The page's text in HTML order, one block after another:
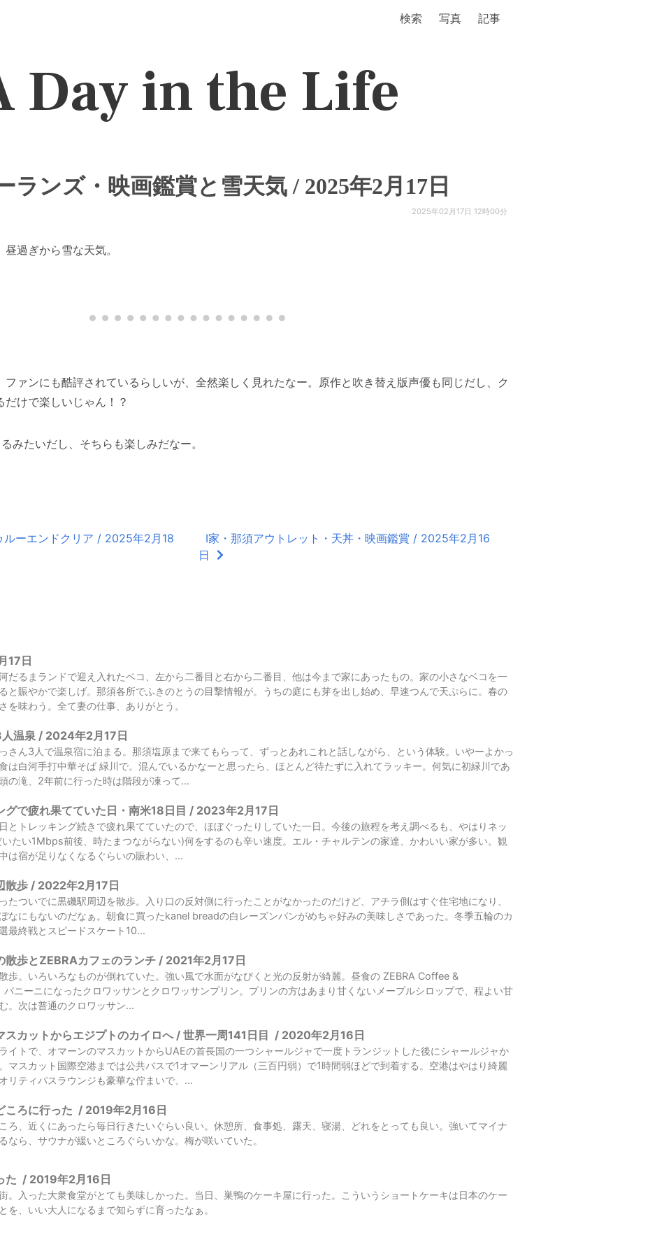
検索 写真 記事
Day in the Life
ランズ・映画鑑賞と雪天気 / 2025年2月17日
2025年02月17日 12時00分
過ぎから雪な天気。
ファンにも酷評されているらしいが、全然楽しく見れたなー。原作と吹き替え版声優も同じだし、ク
けで楽しいじゃん！？
みたいだし、そちらも楽しみだなー。
ルーエンドクリア / 2025年2月18
I家・那須アウトレット・天丼・映画鑑賞 / 2025年2月16
日
17日
だるまランドで迎え入れたベコ、左から二番目と右から二番目、他は今まで家にあったもの。家の小さなベコを一
と賑やかで楽しげ。那須各所でふきのとうの目撃情報が。うちの庭にも芽を出し始め、早速つんで天ぷらに。春の
を味わう。全て妻の仕事、ありがとう。
温泉 / 2024年2月17日
さん3人で温泉宿に泊まる。那須塩原まで来てもらって、ずっとあれこれと話しながら、という体験。いやーよかっ
は白河手打中華そば 緑川で。混んでいるかなーと思ったら、ほとんど待たずに入れてラッキー。何気に初緑川であ
の滝、2年前に行った時は階段が凍って...
グで疲れ果てていた日・南米18日目 / 2023年2月17日
とトレッキング続きで疲れ果てていたので、ほぼぐったりしていた一日。今後の旅程を考え調べるも、やはりネッ
いたい1Mbps前後、時たまつながらない)何をするのも辛い速度。エル・チャルテンの家達、かわいい家が多い。観
は宿が足りなくなるぐらいの賑わい、...
散歩 / 2022年2月17日
たついでに黒磯駅周辺を散歩。入り口の反対側に行ったことがなかったのだけど、アチラ側はすぐ住宅地になり、
なにもないのだなぁ。朝食に買ったkanel breadの白レーズンパンがめちゃ好みの美味しさであった。冬季五輪のカ
最終戦とスピードスケート10...
散歩とZEBRAカフェのランチ / 2021年2月17日
歩。いろいろなものが倒れていた。強い風で水面がなびくと光の反射が綺麗。昼食の ZEBRA Coffee &
ニーニになったクロワッサンとクロワッサンプリン。プリンの方はあまり甘くないメープルシロップで、程よい甘
。次は普通のクロワッサン...
ットからエジプトのカイロへ / 世界一周141日目 / 2020年2月16日
イトで、オマーンのマスカットからUAEの首長国の一つシャールジャで一度トランジットした後にシャールジャか
マスカット国際空港までは公共バスで1オマーンリアル（三百円弱）で1時間弱ほどで到着する。空港はやはり綺麗
リティパスラウンジも豪華な佇まいで、...
ころに行った / 2019年2月16日
ろ、近くにあったら毎日行きたいぐらい良い。休憩所、食事処、露天、寝湯、どれをとっても良い。強いてマイナ
なら、サウナが緩いところぐらいかな。梅が咲いていた。
た / 2019年2月16日
。入った大衆食堂がとても美味しかった。当日、巣鴨のケーキ屋に行った。こういうショートケーキは日本のケー
を、いい大人になるまで知らずに育ったなぁ。